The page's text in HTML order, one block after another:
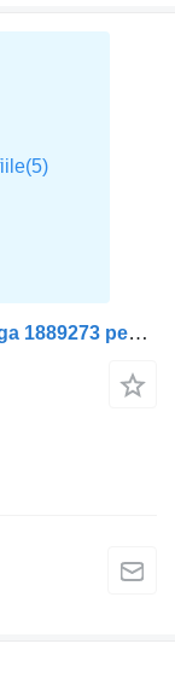
Încuietoare ușă Broasca portiera stanga 1889273 pentru cap tractor Scania MODEL R